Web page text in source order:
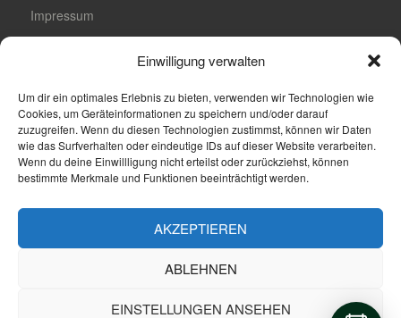
Einwilligung verwalten
Um dir ein optimales Erlebnis zu bieten, verwenden wir Technologien wie
Cookies, um Geräteinformationen zu speichern und/oder darauf
zuzugreifen. Wenn du diesen Technologien zustimmst, können wir Daten
wie das Surfverhalten oder eindeutige IDs auf dieser Website verarbeiten.
Wenn du deine Einwillligung nicht erteilst oder zurückziehst, können
bestimmte Merkmale und Funktionen beeinträchtigt werden.
AKZEPTIEREN
ABLEHNEN
EINSTELLUNGEN ANSEHEN
Impressum
Cookie-Richtlinie (EU)
Cookie-Einstellungen
Suche